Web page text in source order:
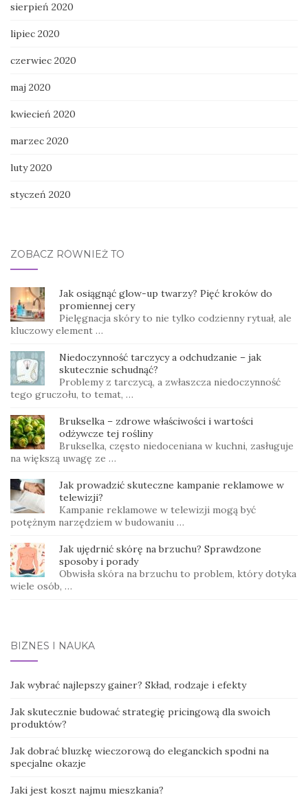
sierpień 2020
lipiec 2020
czerwiec 2020
maj 2020
kwiecień 2020
marzec 2020
luty 2020
styczeń 2020
ZOBACZ RÓWNIEŻ TO
Jak osiągnąć glow-up twarzy? Pięć kroków do
promiennej cery
Pielęgnacja skóry to nie tylko codzienny rytuał, ale
kluczowy element …
Niedoczynność tarczycy a odchudzanie – jak
skutecznie schudnąć?
Problemy z tarczycą, a zwłaszcza niedoczynność
tego gruczołu, to temat, …
Brukselka – zdrowe właściwości i wartości
odżywcze tej rośliny
Brukselka, często niedoceniana w kuchni, zasługuje
na większą uwagę ze …
Jak prowadzić skuteczne kampanie reklamowe w
telewizji?
Kampanie reklamowe w telewizji mogą być
potężnym narzędziem w budowaniu …
Jak ujędrnić skórę na brzuchu? Sprawdzone
sposoby i porady
Obwisła skóra na brzuchu to problem, który dotyka
wiele osób, …
BIZNES I NAUKA
Jak wybrać najlepszy gainer? Skład, rodzaje i efekty
Jak skutecznie budować strategię pricingową dla swoich
produktów?
Jak dobrać bluzkę wieczorową do eleganckich spodni na
specjalne okazje
Jaki jest koszt najmu mieszkania?